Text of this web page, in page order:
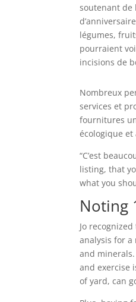
soutenant de
légumes,
pourraient
incisions de
Nombreux
services et
fournitures
écologique
“C’est
listing, that
what you
Noting
Jo
analysis for
and
and exercise
of yard, can